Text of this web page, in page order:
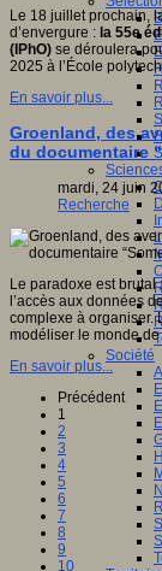
Société
Le 18 juillet prochain,
d’envergure : la 55e
(IPhO) se déroulera
2025 à l’École
En savoir plus...
Groenland, des
du documentaire
mardi, 24 juin
Recherche
Le paradoxe est brutal
l’accès aux données
complexe à organiser.
modéliser le monde
En savoir plus...
Précédent
1
2
3
4
5
6
7
8
9
10